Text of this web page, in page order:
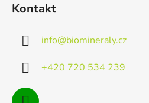
Kontakt
info@biomineraly.cz
+420 720 534 239